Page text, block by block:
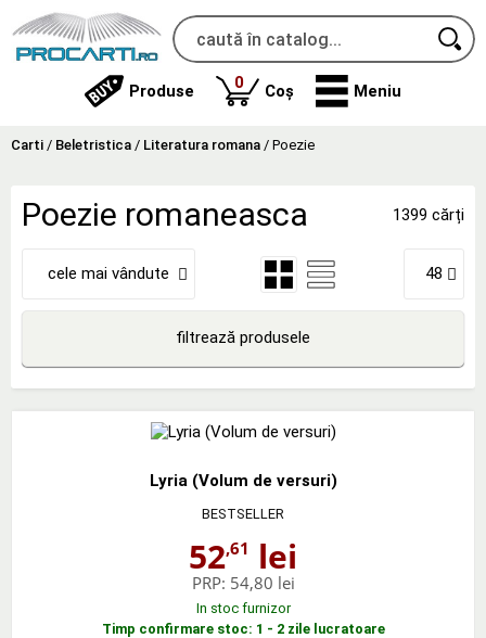
Produse 0produse
Coș Meniu
Carti / Beletristica / Literatura romana / Poezie
Poezie romaneasca 1399 cărți
cele mai vândute 48
filtrează produsele
Lyria (Volum de versuri)
BESTSELLER
52,61 lei
PRP: 54,80 lei
In stoc furnizor
Timp confirmare stoc: 1 - 2 zile lucratoare